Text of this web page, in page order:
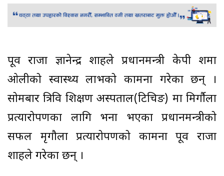
पूर्व राजा ज्ञानेन्द्र शाहले प्रधानमन्त्री केपी शर्मा
ओलीको स्वास्थ्य लाभको कामना गरेका छन् ।
सोमबार त्रिवि शिक्षण अस्पताल(टिचिङ) मा मिर्गौला
प्रत्यारोपणका लागि भर्ना भएका प्रधानमन्त्रीको
सफल मृगौला प्रत्यारोपणको कामना पूर्व राजा
शाहले गरेका छन् ।